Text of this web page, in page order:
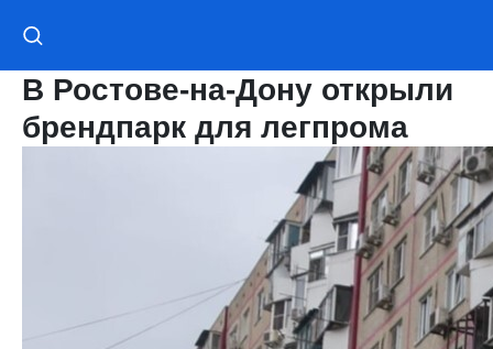
В Ростове-на-Дону открыли
брендпарк для легпрома